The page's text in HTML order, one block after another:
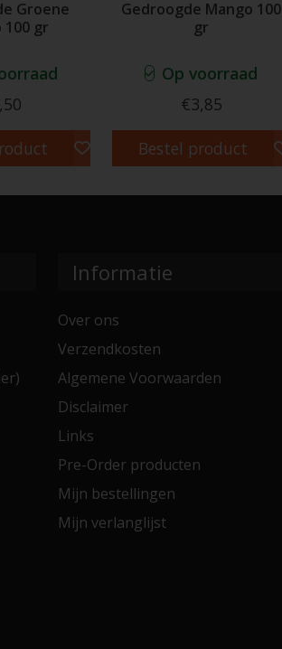
Groene
100 gr
Gedroogde Mango 100
gr
Op voorraad
€3,85
Bestel product
Informatie
Over ons
Verzendkosten
Algemene Voorwaarden
Disclaimer
Links
Pre-Order producten
Mijn bestellingen
Mijn verlanglijst